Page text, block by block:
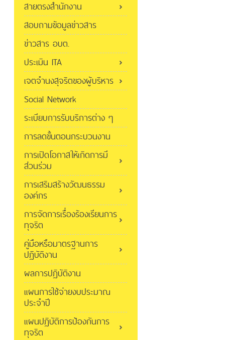
สายตรงสำนักงาน
สอบถามข้อมูลข่าวสาร
ข่าวสาร อบต.
ประเมิน ITA
เจตจำนงสุจริตของผู้บริหาร
Social Network
ระเบียบการรับบริการต่าง ๆ
การลดขั้นตอนกระบวนงาน
การเปิดโอกาสให้เกิดการมี
ส่วนร่วม
การเสริมสร้างวัฒนธรรม
องค์กร
การจัดการเรื่องร้องเรียนการ
ทุจริต
คู่มือหรือมาตรฐานการ
ปฏิบัติงาน
ผลการปฏิบัติงาน
แผนการใช้จ่ายงบประมาณ
ประจำปี
แผนปฏิบัติการป้องกันการ
ทุจริต